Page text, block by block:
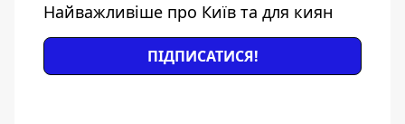
Найважливіше про Київ та для киян
ПІДПИСАТИСЯ!